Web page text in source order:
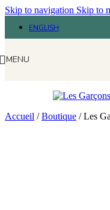
Skip to navigation Skip to
ENGLISH
MENU
Accueil /Boutique /Les